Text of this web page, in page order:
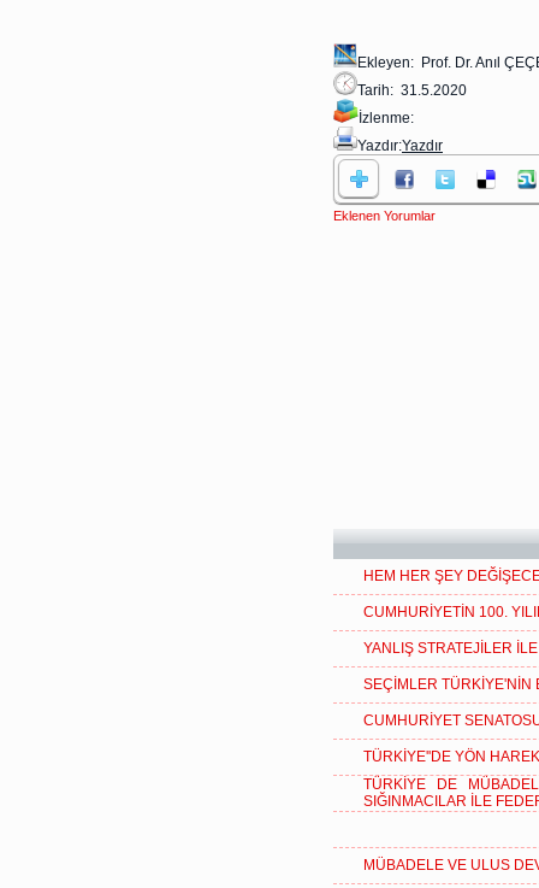
Ekleyen: Prof. Dr. Anıl
Tarih: 31.5.2020
İzlenme:
Yazdır:Yazdır
Eklenen Yorumlar
HEM HER ŞEY
CUMHURİYETİN 100.
YANLIŞ STRATEJİLER
SEÇİMLER TÜRKİYE'NİN
CUMHURİYET
TÜRKİYE''DE YÖN
TÜRKİYE DE
SIĞINMACILAR İLE
MÜBADELE VE ULUS